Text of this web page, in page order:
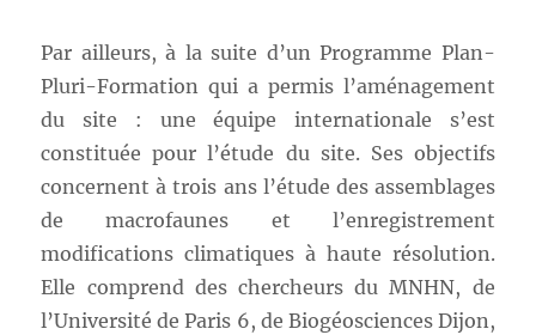
Par ailleurs, à la suite d’un Programme Plan-
Pluri-Formation qui a permis l’aménagement
du site : une équipe internationale s’est
constituée pour l’étude du site. Ses objectifs
concernent à trois ans l’étude des assemblages
de macrofaunes et l’enregistrement
modifications climatiques à haute résolution.
Elle comprend des chercheurs du MNHN, de
l’Université de Paris 6, de Biogéosciences Dijon,